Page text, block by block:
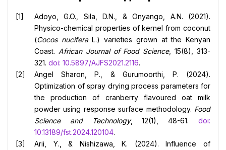
Adoyo, G.O., Sila, D.N., & Onyango, A.N. (2021).
Physico-chemical properties of kernel from coconut
(Cocos nuciferaL.) varieties grown at the Kenyan
Coast. African Journal of Food Science, 15(8), 313-
321. doi: 10.5897/AJFS2021.2116.
Angel Sharon, P., & Gurumoorthi, P. (2024).
Optimization of spray drying process parameters for
the production of cranberry flavoured oat milk
powder using response surface methodology. Food
Science and Technology, 12(1), 48-61.doi:
10.13189/fst.2024.120104.
Arii, Y., & Nishizawa, K. (2024). Influence of